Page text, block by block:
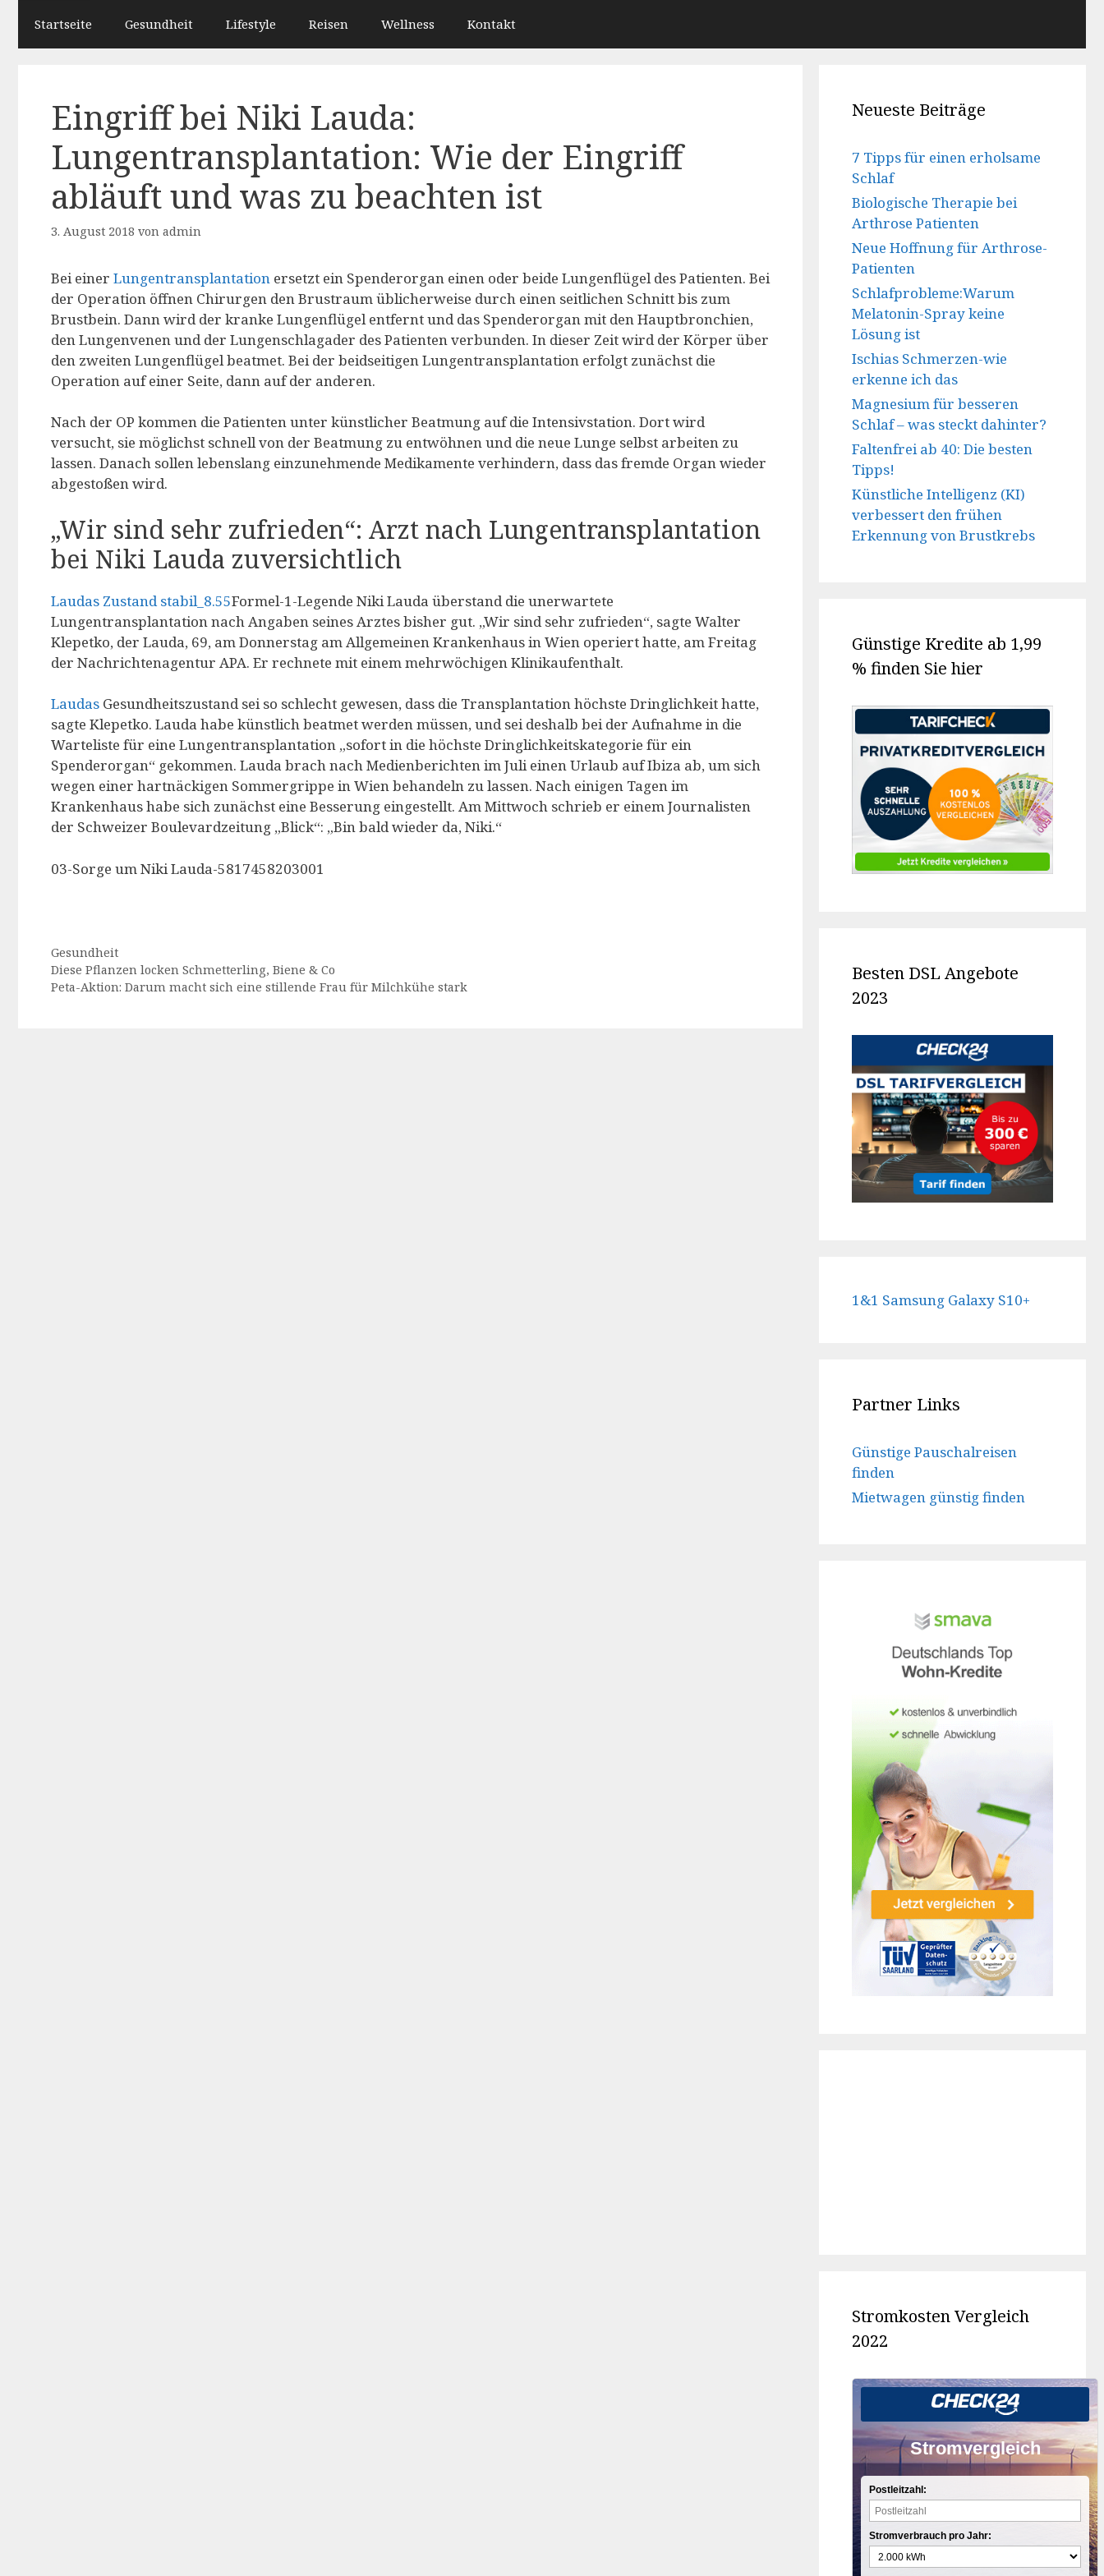
Startseite Gesundheit Lifestyle Reisen Wellness Kontakt
Eingriff bei Niki Lauda:
Lungentransplantation: Wie der Eingriff
abläuft und was zu beachten ist
3. August 2018 von admin
Bei einer Lungentransplantation ersetzt ein Spenderorgan einen oder beide Lungenflügel des Patienten. Bei
der Operation öffnen Chirurgen den Brustraum üblicherweise durch einen seitlichen Schnitt bis zum
Brustbein. Dann wird der kranke Lungenflügel entfernt und das Spenderorgan mit den Hauptbronchien,
den Lungenvenen und der Lungenschlagader des Patienten verbunden. In dieser Zeit wird der Körper über
den zweiten Lungenflügel beatmet. Bei der beidseitigen Lungentransplantation erfolgt zunächst die
Operation auf einer Seite, dann auf der anderen.
Nach der OP kommen die Patienten unter künstlicher Beatmung auf die Intensivstation. Dort wird
versucht, sie möglichst schnell von der Beatmung zu entwöhnen und die neue Lunge selbst arbeiten zu
lassen. Danach sollen lebenslang einzunehmende Medikamente verhindern, dass das fremde Organ wieder
abgestoßen wird.
„Wir sind sehr zufrieden“: Arzt nach Lungentransplantation
bei Niki Lauda zuversichtlich
Laudas Zustand stabil_8.55Formel-1-Legende Niki Lauda überstand die unerwartete
Lungentransplantation nach Angaben seines Arztes bisher gut. „Wir sind sehr zufrieden“, sagte Walter
Klepetko, der Lauda, 69, am Donnerstag am Allgemeinen Krankenhaus in Wien operiert hatte, am Freitag
der Nachrichtenagentur APA. Er rechnete mit einem mehrwöchigen Klinikaufenthalt.
Laudas Gesundheitszustand sei so schlecht gewesen, dass die Transplantation höchste Dringlichkeit hatte,
sagte Klepetko. Lauda habe künstlich beatmet werden müssen, und sei deshalb bei der Aufnahme in die
Warteliste für eine Lungentransplantation „sofort in die höchste Dringlichkeitskategorie für ein
Spenderorgan“ gekommen. Lauda brach nach Medienberichten im Juli einen Urlaub auf Ibiza ab, um sich
wegen einer hartnäckigen Sommergrippe in Wien behandeln zu lassen. Nach einigen Tagen im
Krankenhaus habe sich zunächst eine Besserung eingestellt. Am Mittwoch schrieb er einem Journalisten
der Schweizer Boulevardzeitung „Blick“: „Bin bald wieder da, Niki.“
03-Sorge um Niki Lauda-5817458203001
Kategorien
Gesundheit
Diese Pflanzen locken Schmetterling, Biene & Co
Peta-Aktion: Darum macht sich eine stillende Frau für Milchkühe stark
Neueste Beiträge
7 Tipps für einen erholsame
Schlaf
Biologische Therapie bei
Arthrose Patienten
Neue Hoffnung für Arthrose-
Patienten
Schlafprobleme:Warum
Melatonin-Spray keine
Lösung ist
Ischias Schmerzen-wie
erkenne ich das
Magnesium für besseren
Schlaf – was steckt dahinter?
Faltenfrei ab 40: Die besten
Tipps!
Künstliche Intelligenz (KI)
verbessert den frühen
Erkennung von Brustkrebs
Günstige Kredite ab 1,99
% finden Sie hier
Besten DSL Angebote
2023
1&1 Samsung Galaxy S10+
Partner Links
Günstige Pauschalreisen
finden
Mietwagen günstig finden
Stromkosten Vergleich
2022
Stromvergleich
Postleitzahl:
Stromverbrauch pro Jahr: